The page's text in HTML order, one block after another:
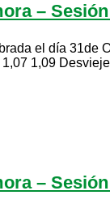
– Sesión
el día 31de
1,09
– Sesión